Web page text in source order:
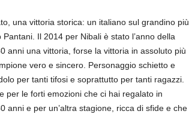
una vittoria storica: un italiano sul grandino più
Il 2014 per Nibali è stato l’anno della
anni una vittoria, forse la vittoria in assoluto più
vero e sincero. Personaggio schietto e
per tanti tifosi e soprattutto per tanti ragazzi.
per le forti emozioni che ci hai regalato in
anni e per un’altra stagione, ricca di sfide e che